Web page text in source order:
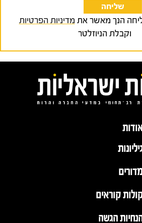
הנך מאשר את מדיניות הפרטיות
וקבלת הניוזלטר
קוראים
הגשה